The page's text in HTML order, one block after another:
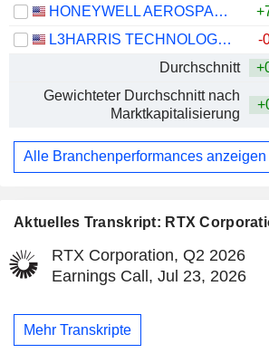
Aktuelles Transkript: RTX
RTX Corporation, Q2 2026
Earnings Call, Jul 23, 2026
Mehr Transkripte
HONEYWELL AEROSPACE INC.
L3HARRIS TECHNOLOGIES, INC.
-
Durchschnitt
Gewichteter Durchschnitt nach
Marktkapitalisierung
Alle Branchenperformances anzeigen